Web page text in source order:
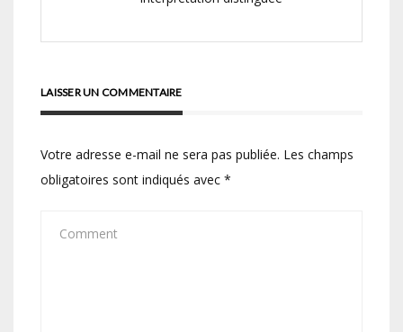
LAISSER UN COMMENTAIRE
Votre adresse e-mail ne sera pas publiée. Les champs
obligatoires sont indiqués avec *